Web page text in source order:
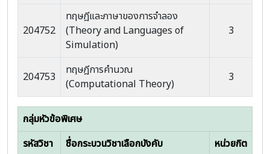
204752
ทฤษฎีและภาษาของการจำลอง
(Theory and Languages of
Simulation)
3
204753
ทฤษฎีการคำนวณ
(Computational Theory)
3
กลุ่มหัวข้อพิเศษ
รหัสวิชา
ชื่อกระบวนวิชาเลือกบังคับ หน่วยกิต